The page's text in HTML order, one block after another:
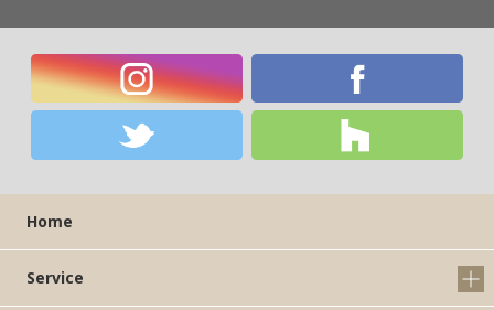
Home
Service